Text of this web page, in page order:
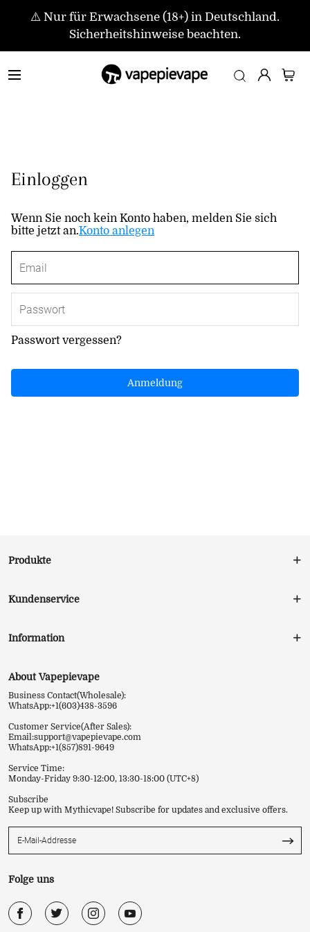
⚠️ Nur für Erwachsene (18+) in Deutschland.
Sicherheitshinweise beachten.
Einloggen
Wenn Sie noch kein Konto haben, melden Sie sich
bitte jetzt an.Konto anlegen
Passwort vergessen?
Anmeldung
Produkte
Kundenservice
Information
About Vapepievape
Business Contact(Wholesale):
WhatsApp:+1(603)438-3596
Customer Service(After Sales):
Email:support@vapepievape.com
WhatsApp:+1(857)891-9649
Service Time:
Monday-Friday 9:30-12:00, 13:30-18:00 (UTC+8)
Subscribe
Keep up with Mythicvape! Subscribe for updates and exclusive offers.
Folge uns